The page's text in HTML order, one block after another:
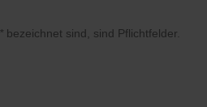
* bezeichnet sind, sind Pflichtfelder.